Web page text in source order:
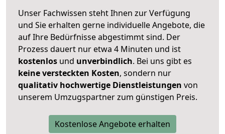
Unser Fachwissen steht Ihnen zur Verfügung
und Sie erhalten gerne individuelle Angebote, die
auf Ihre Bedürfnisse abgestimmt sind. Der
Prozess dauert nur etwa 4 Minuten und ist
kostenlos und unverbindlich. Bei uns gibt es
keine versteckten Kosten, sondern nur
qualitativ hochwertige Dienstleistungen von
unserem Umzugspartner zum günstigen Preis.
Kostenlose Angebote erhalten